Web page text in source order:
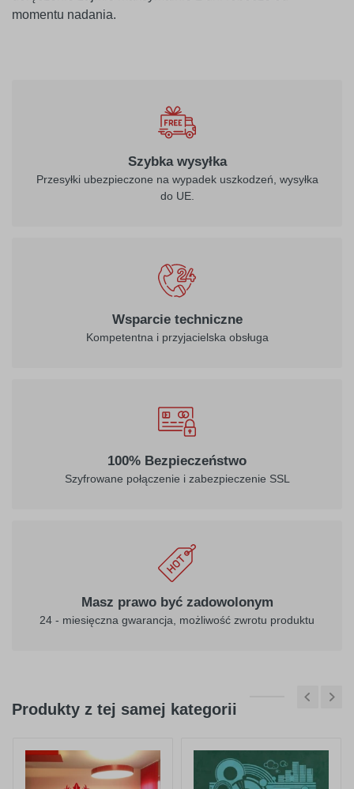
momentu nadania.
Szybka wysyłka
Przesyłki ubezpieczone na wypadek uszkodzeń, wysyłka
do UE.
Wsparcie techniczne
Kompetentna i przyjacielska obsługa
100% Bezpieczeństwo
Szyfrowane połączenie i zabezpieczenie SSL
Masz prawo być zadowolonym
24 - miesięczna gwarancja, możliwość zwrotu produktu
Produkty z tej samej kategorii